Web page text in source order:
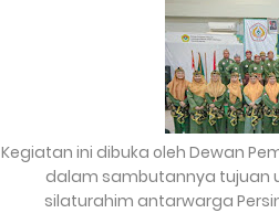
Kegiatan ini dibuka oleh Dewan
dalam sambutannya tujuan
silaturahim antarwarga